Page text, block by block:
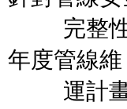
完整性評
年度管線維
運計畫送